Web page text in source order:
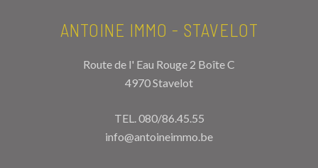
ANTOINE IMMO - STAVELOT
Route de l' Eau Rouge 2 Boîte C
4970 Stavelot
TEL.080/86.45.55
info@antoineimmo.be